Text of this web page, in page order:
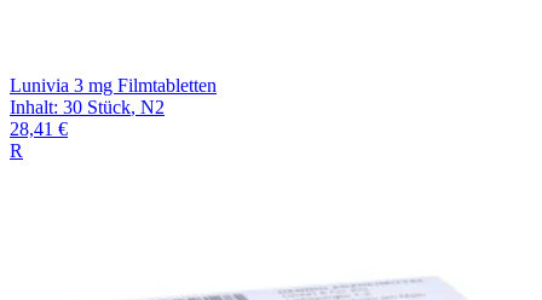
Lunivia 3 mg Filmtabletten
Inhalt: 30 Stück, N2
28,41 €
R